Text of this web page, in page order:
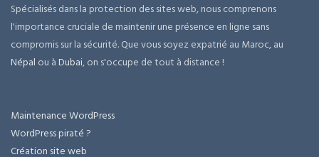
Spécialisés dans la protection des sites web, nous comprenons
l'importance cruciale de maintenir une présence en ligne sans
compromis sur la sécurité. Que vous soyez expatrié au Maroc, au
Népal ou àDubai, on s'occupe de tout à distance !
Maintenance WordPress
WordPress piraté ?
Création site web